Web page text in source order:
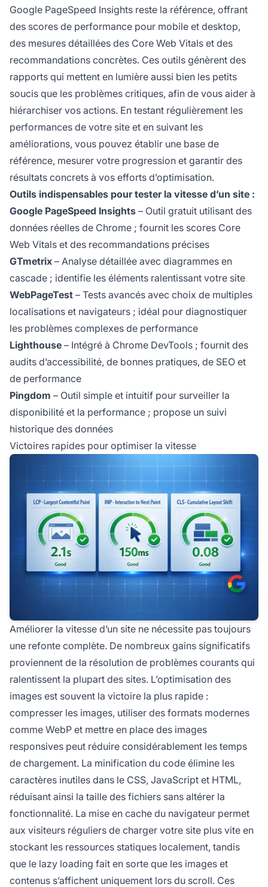
Google PageSpeed Insights reste la référence, offrant
des scores de performance pour mobile et desktop,
des mesures détaillées des Core Web Vitals et des
recommandations concrètes. Ces outils génèrent des
rapports qui mettent en lumière aussi bien les petits
soucis que les problèmes critiques, afin de vous aider à
hiérarchiser vos actions. En testant régulièrement les
performances de votre site et en suivant les
améliorations, vous pouvez établir une base de
référence, mesurer votre progression et garantir des
résultats concrets à vos efforts d’optimisation.
Outils indispensables pour tester la vitesse d’un site :
Google PageSpeed Insights – Outil gratuit utilisant des
données réelles de Chrome ; fournit les scores Core
Web Vitals et des recommandations précises
GTmetrix – Analyse détaillée avec diagrammes en
cascade ; identifie les éléments ralentissant votre site
WebPageTest – Tests avancés avec choix de multiples
localisations et navigateurs ; idéal pour diagnostiquer
les problèmes complexes de performance
Lighthouse – Intégré à Chrome DevTools ; fournit des
audits d’accessibilité, de bonnes pratiques, de SEO et
de performance
Pingdom – Outil simple et intuitif pour surveiller la
disponibilité et la performance ; propose un suivi
historique des données
Victoires rapides pour optimiser la vitesse
Améliorer la vitesse d’un site ne nécessite pas toujours
une refonte complète. De nombreux gains significatifs
proviennent de la résolution de problèmes courants qui
ralentissent la plupart des sites. L’optimisation des
images est souvent la victoire la plus rapide :
compresser les images, utiliser des formats modernes
comme WebP et mettre en place des images
responsives peut réduire considérablement les temps
de chargement. La minification du code élimine les
caractères inutiles dans le CSS, JavaScript et HTML,
réduisant ainsi la taille des fichiers sans altérer la
fonctionnalité. La mise en cache du navigateur permet
aux visiteurs réguliers de charger votre site plus vite en
stockant les ressources statiques localement, tandis
que le lazy loading fait en sorte que les images et
contenus s’affichent uniquement lors du scroll. Ces